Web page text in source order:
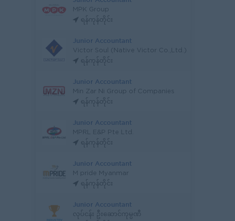
MPK Group
ရန်ကုန်တိုင်း
Junior Accountant
Victor Soul (Native Victor Co.,Ltd.)
ရန်ကုန်တိုင်း
Junior Accountant
Min Zar Ni Group of Companies
ရန်ကုန်တိုင်း
Junior Accountant
MPRL E&P Pte Ltd.
ရန်ကုန်တိုင်း
Junior Accountant
M pride Myanmar
ရန်ကုန်တိုင်း
Junior Accountant
လုပ်ငန်း ဦးဆောင်ကုမ္ပဏီ